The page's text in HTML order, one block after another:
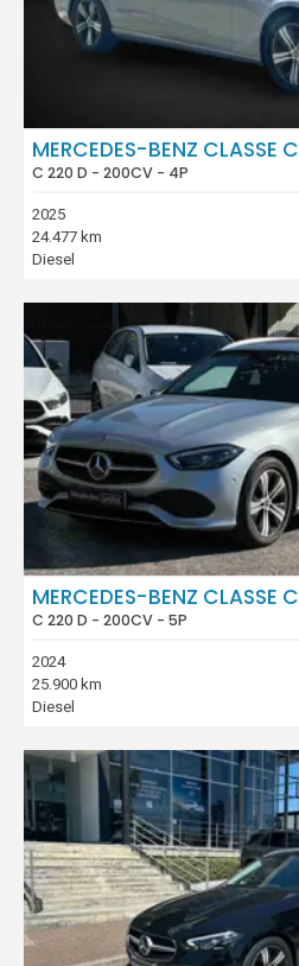
MERCEDES-BENZ CLASSE C
C 220 D - 200CV - 4P
2025
24.477 km
Diesel
MERCEDES-BENZ CLASSE C
C 220 D - 200CV - 5P
2024
25.900 km
Diesel